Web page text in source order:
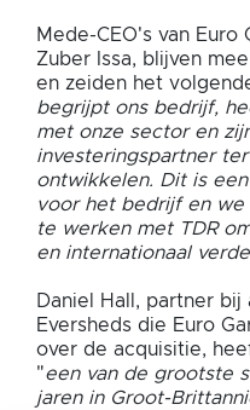
Mede-CEO's van Euro
Zuber Issa, blijven
en zeiden het
begrijpt ons bedrijf,
met onze sector en
investeringspartner
ontwikkelen. Dit is
voor het bedrijf en we
te werken met TDR
en internationaal
Daniel Hall, partner
Eversheds die Euro
over de acquisitie,
"een van de grootste
jaren in Groot-